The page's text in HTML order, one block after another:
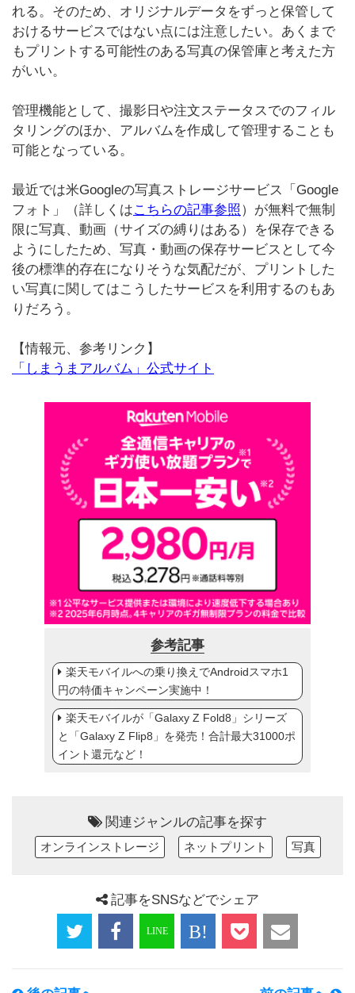
れる。そのため、オリジナルデータをずっと保管して
おけるサービスではない点には注意したい。あくまで
もプリントする可能性のある写真の保管庫と考えた方
がいい。
管理機能として、撮影日や注文ステータスでのフィル
タリングのほか、アルバムを作成して管理することも
可能となっている。
最近では米Googleの写真ストレージサービス「Google
フォト」（詳しくはこちらの記事参照 ）が無料で無制
限に写真、動画（サイズの縛りはある）を保存できる
ようにしたため、写真・動画の保存サービスとして今
後の標準的存在になりそうな気配だが、プリントした
い写真に関してはこうしたサービスを利用するのもあ
りだろう。
【情報元、参考リンク】
「しまうまアルバム」公式サイト
参考記事
楽天モバイルへの乗り換えでAndroidスマホ1
円の特価キャンペーン実施中！
楽天モバイルが「Galaxy Z Fold8」シリーズ
と「Galaxy Z Flip8」を発売！合計最大31000ポ
イント還元など！
関連ジャンルの記事を探す
オンラインストレージ ネットプリント 写真
記事をSNSなどでシェア